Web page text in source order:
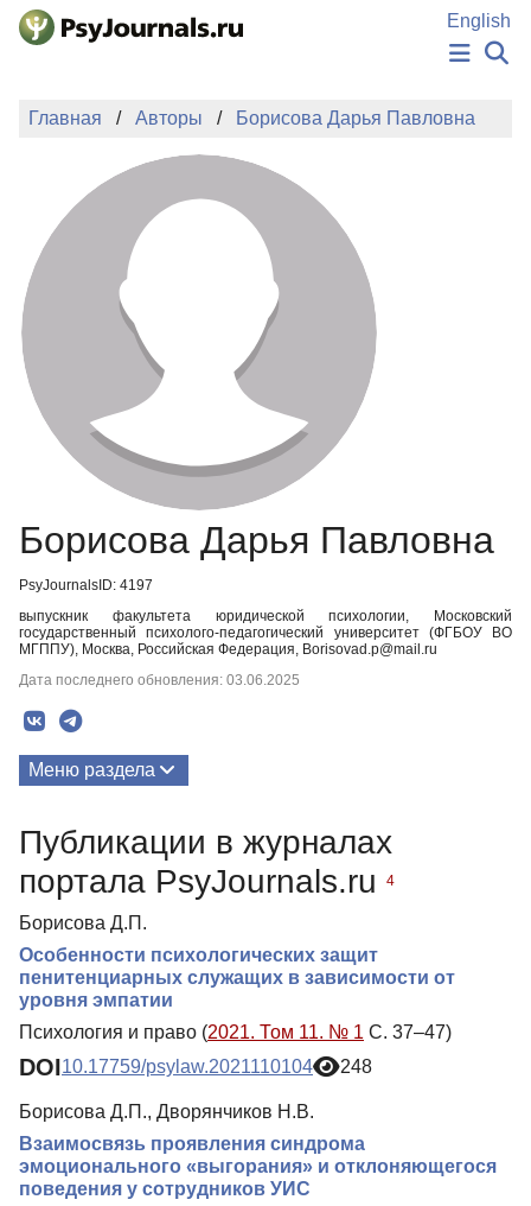
Перейти к основному содержанию
English
НОВОСТИ
АВТОРЫ
ПОДАТЬ РУКОПИСЬ
БАЗА ЗНАНИЙ
КЛЮЧЕВЫЕ СЛОВА
Регистрация
Главная Авторы Борисова Дарья Павловна
Борисова Дарья Павловна
PsyJournalsID: 4197
выпускник факультета юридической психологии, Московский
государственный психолого-педагогический университет (ФГБОУ ВО
МГППУ), Москва, Российская Федерация, Borisovad.p@mail.ru
Дата последнего обновления: 03.06.2025
Меню раздела
Публикации в журналах
портала PsyJournals.ru
4
Борисова Д.П.
Особенности психологических защит
пенитенциарных служащих в зависимости от
уровня эмпатии
Психология и право (2021. Том 11. № 1 С. 37–47)
DOI10.17759/psylaw.2021110104 248
Борисова Д.П., Дворянчиков Н.В.
Взаимосвязь проявления синдрома
эмоционального «выгорания» и отклоняющегося
поведения у сотрудников УИС